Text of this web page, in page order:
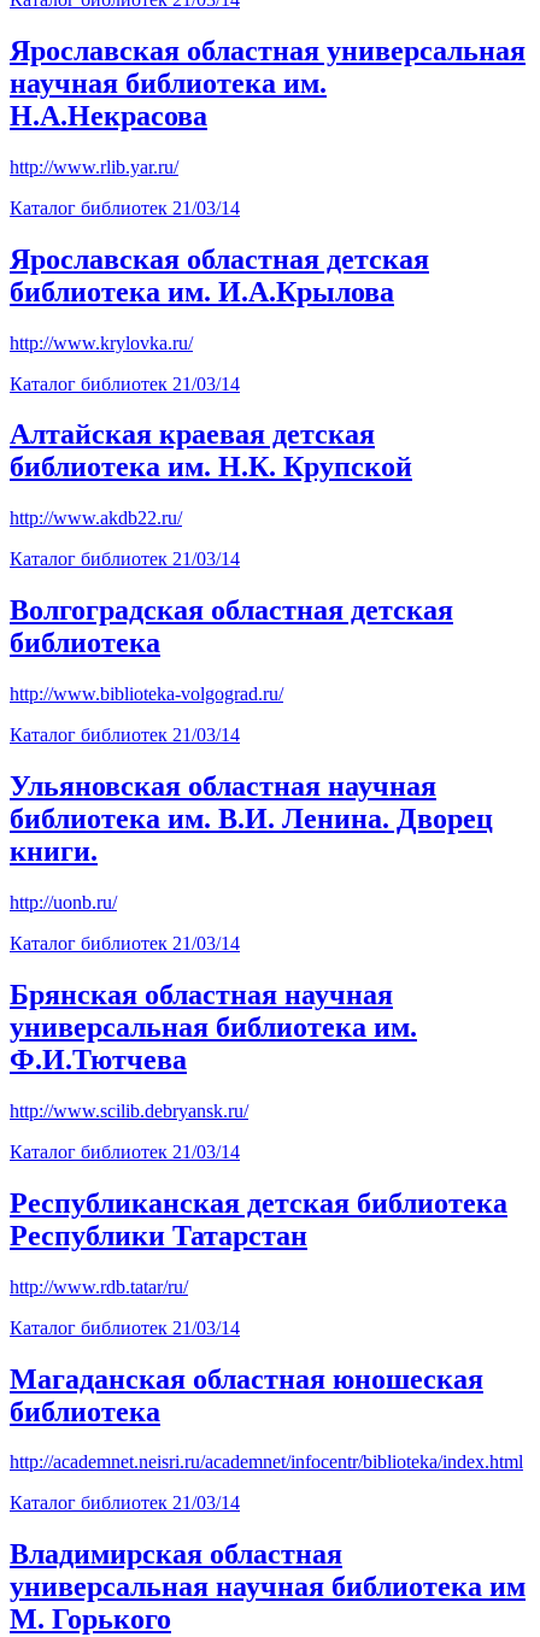
Ярославская областная универсальная
научная библиотека им.
Н.А.Некрасова
http://www.rlib.yar.ru/
Каталог библиотек 21/03/14
Ярославская областная детская
библиотека им. И.А.Крылова
http://www.krylovka.ru/
Каталог библиотек 21/03/14
Алтайская краевая детская
библиотека им. Н.К. Крупской
http://www.akdb22.ru/
Каталог библиотек 21/03/14
Волгоградская областная детская
библиотека
http://www.biblioteka-volgograd.ru/
Каталог библиотек 21/03/14
Ульяновская областная научная
библиотека им. В.И. Ленина. Дворец
книги.
http://uonb.ru/
Каталог библиотек 21/03/14
Брянская областная научная
универсальная библиотека им.
Ф.И.Тютчева
http://www.scilib.debryansk.ru/
Каталог библиотек 21/03/14
Республиканская детская библиотека
Республики Татарстан
http://www.rdb.tatar/ru/
Каталог библиотек 21/03/14
Магаданская областная юношеская
библиотека
http://academnet.neisri.ru/academnet/infocentr/biblioteka/index.html
Каталог библиотек 21/03/14
Владимирская областная
универсальная научная библиотека им
М. Горького